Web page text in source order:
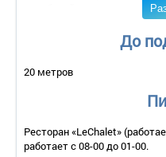
рабочий стол, журнальный
-
мини-бар, кондиционер,
сейф, утюг и гладильная
Санузел – душевая
косметические средства
Сервис:
До
20 метров
Ресторан «LeChalet»
работает с 08-00 до 01-00.